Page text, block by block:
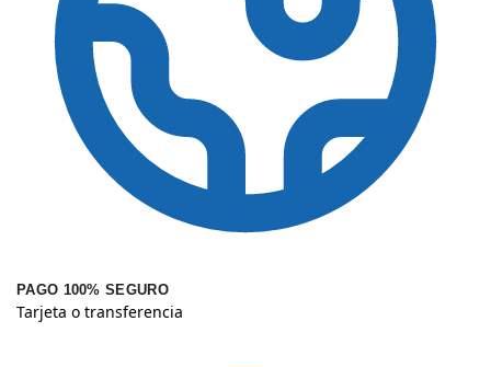
PAGO 100% SEGURO
Tarjeta o transferencia